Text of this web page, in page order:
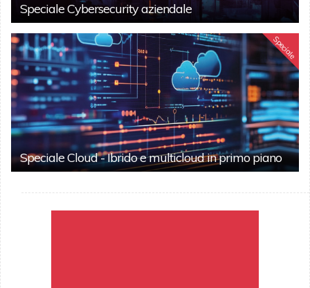
Speciale Cybersecurity aziendale
Speciale
Speciale Cloud - Ibrido e multicloud in primo piano